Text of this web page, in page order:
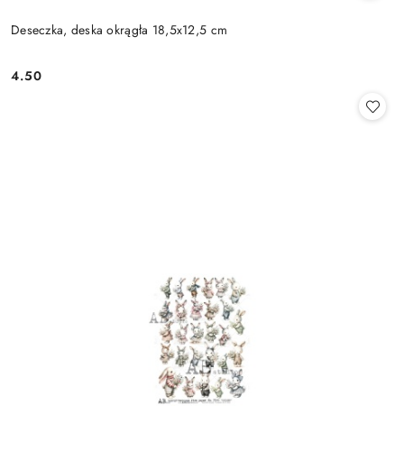
Deseczka, deska okrągła 18,5x12,5 cm
Cena:
4.50